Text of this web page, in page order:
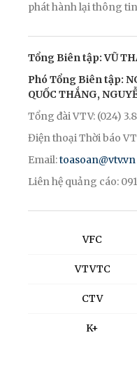
phát hành lại thông
Tổng Biên tập: VŨ
Phó Tổng Biên tập:
QUỐC THẮNG,
Tổng đài VTV: (024)
Điện thoại Thời báo
Email:toasoan@vtv.vn
Liên hệ quảng cáo:
VFC
VTVTC
CTV
K+